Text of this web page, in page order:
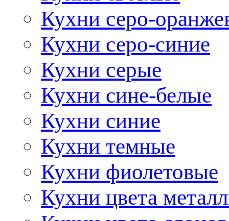
Кухни серо-
Кухни серо-синие
Кухни серые
Кухни сине-белые
Кухни синие
Кухни темные
Кухни фиолетовые
Кухни цвета